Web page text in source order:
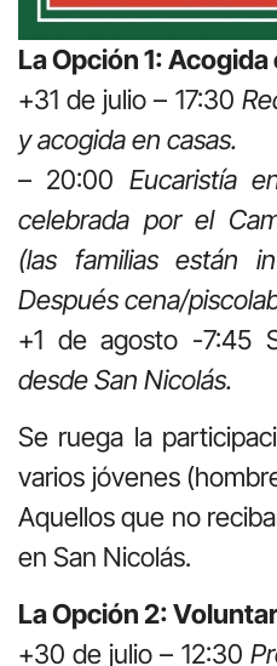
La Opción 1:
+31 de julio – 17:30
y acogida en casas.
– 20:00 Eucaristía
celebrada por el
(las familias están
Después cena/
+1 de agosto -7:45
desde San Nicolás.
Se ruega la
varios jóvenes
Aquellos que no
en San Nicolás.
La Opción 2:
+30 de julio – 12:30